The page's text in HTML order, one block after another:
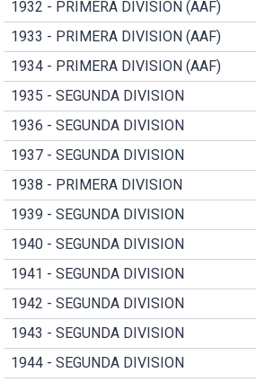
1932 - PRIMERA DIVISION (AAF)
1933 - PRIMERA DIVISION (AAF)
1934 - PRIMERA DIVISION (AAF)
1935 - SEGUNDA DIVISION
1936 - SEGUNDA DIVISION
1937 - SEGUNDA DIVISION
1938 - PRIMERA DIVISION
1939 - SEGUNDA DIVISION
1940 - SEGUNDA DIVISION
1941 - SEGUNDA DIVISION
1942 - SEGUNDA DIVISION
1943 - SEGUNDA DIVISION
1944 - SEGUNDA DIVISION